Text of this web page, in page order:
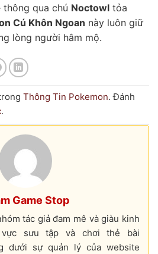
qua chú Noctowl tỏa
Cú Khôn Ngoan này luôn giữ
lòng người hâm mộ.
Thông Tin Pokemon. Đánh
.
Game Stop
tác giả đam mê và giàu kinh
sưu tập và chơi thẻ bài
dưới sự quản lý của website